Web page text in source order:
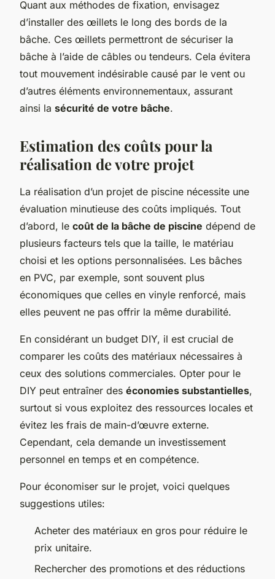
Quant aux méthodes de fixation, envisagez
d’installer des œillets le long des bords de la
bâche. Ces œillets permettront de sécuriser la
bâche à l’aide de câbles ou tendeurs. Cela évitera
tout mouvement indésirable causé par le vent ou
d’autres éléments environnementaux, assurant
ainsi la sécurité de votre bâche.
Estimation des coûts pour la
réalisation de votre projet
La réalisation d’un projet de piscine nécessite une
évaluation minutieuse des coûts impliqués. Tout
d’abord, le coût de la bâche de piscine dépend de
plusieurs facteurs tels que la taille, le matériau
choisi et les options personnalisées. Les bâches
en PVC, par exemple, sont souvent plus
économiques que celles en vinyle renforcé, mais
elles peuvent ne pas offrir la même durabilité.
En considérant un budget DIY, il est crucial de
comparer les coûts des matériaux nécessaires à
ceux des solutions commerciales. Opter pour le
DIY peut entraîner des économies substantielles,
surtout si vous exploitez des ressources locales et
évitez les frais de main-d’œuvre externe.
Cependant, cela demande un investissement
personnel en temps et en compétence.
Pour économiser sur le projet, voici quelques
suggestions utiles:
Acheter des matériaux en gros pour réduire le
prix unitaire.
Rechercher des promotions et des réductions